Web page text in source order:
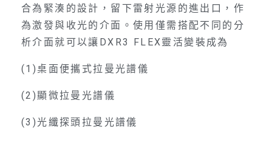
合為緊湊的設計，留下雷射光源的進出口，作
為激發與收光的介面。使用僅需搭配不同的分
析介面就可以讓DXR3 FLEX靈活變裝成為
(1)桌面便攜式拉曼光譜儀
(2)顯微拉曼光譜儀
(3)光纖探頭拉曼光譜儀